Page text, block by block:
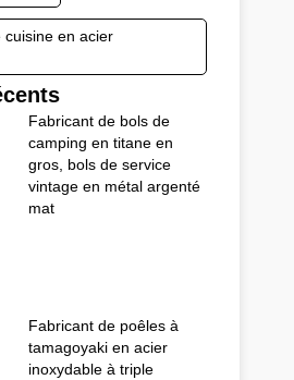
cuisine en acier
Fabricant de bols de
camping en titane en
gros, bols de service
vintage en métal argenté
mat
Fabricant de poêles à
tamagoyaki en acier
inoxydable à triple